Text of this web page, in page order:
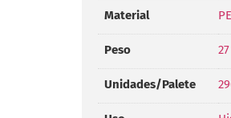
Material
Peso
Unidades/Palete